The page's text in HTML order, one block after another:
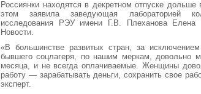
Россиянки находятся в декретном отпуске
этом заявила заведующая лабораторией
исследования РЭУ имени Г.В. Плеханова Елена
Новости.
«В большинстве развитых стран, за
бывшего соцлагеря, по нашим меркам, довольно
месяца, и не всегда оплачиваемые. Женщины
работу — зарабатывать деньги, сохранить свое
эксперт.